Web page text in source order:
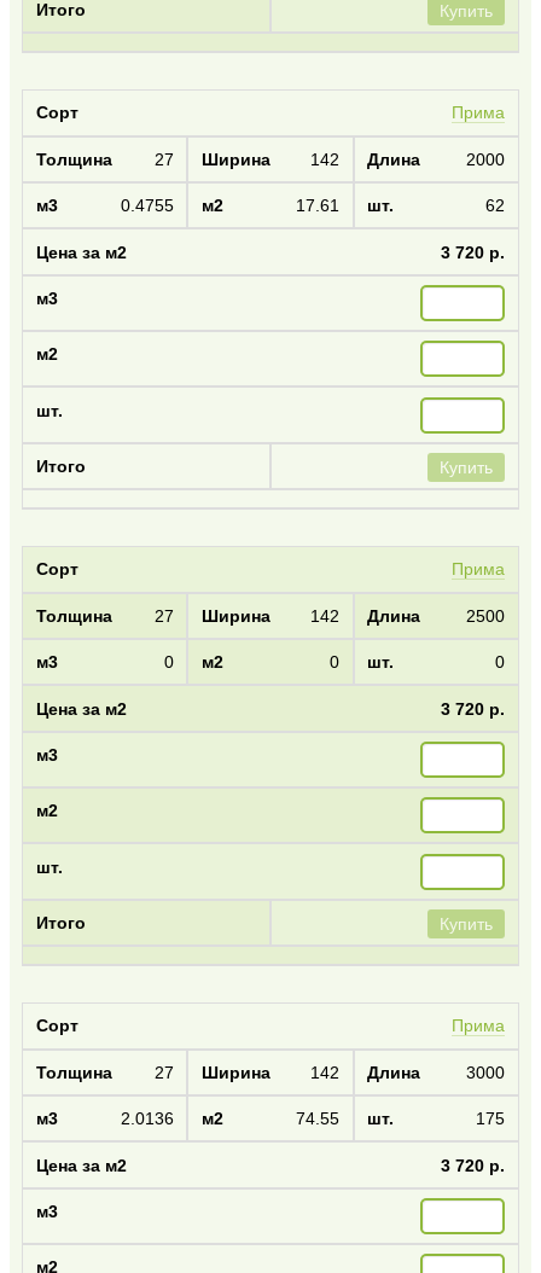
Купить
Прима
27 142 2000
0.4755 17.61 62
3 720 р.
Купить
Прима
27 142 2500
0 0 0
3 720 р.
Купить
Прима
27 142 3000
2.0136 74.55 175
3 720 р.